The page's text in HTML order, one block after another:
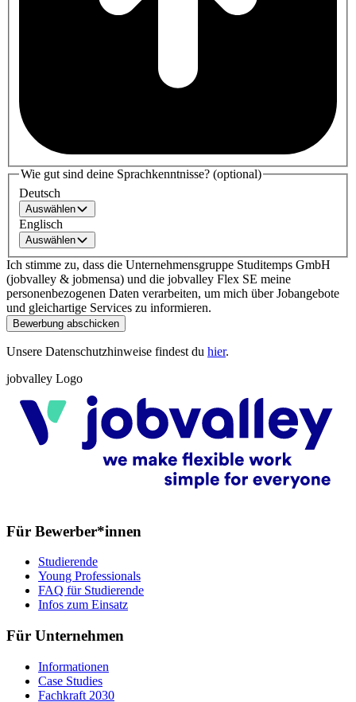
Wie gut sind deine Sprachkenntnisse? (optional)
Deutsch
Auswählen
Englisch
Auswählen
Ich stimme zu, dass die Unternehmensgruppe Studitemps GmbH
(jobvalley & jobmensa) und die jobvalley Flex SE meine
personenbezogenen Daten verarbeiten, um mich über Jobangebote
und gleichartige Services zu informieren.
Bewerbung abschicken
Unsere Datenschutzhinweise findest du hier.
jobvalley Logo
Für Bewerber*innen
Studierende
Young Professionals
FAQ für Studierende
Infos zum Einsatz
Für Unternehmen
Informationen
Case Studies
Fachkraft 2030